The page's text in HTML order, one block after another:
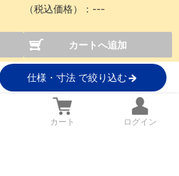
（税込価格）： ---
カートへ追加
仕様・寸法 で絞り込む
カート ログイン